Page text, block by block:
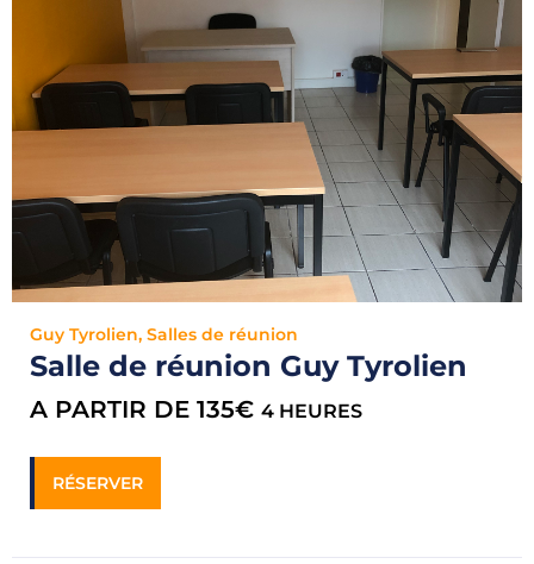
Guy Tyrolien, Salles de réunion
Salle de réunion Guy Tyrolien
A PARTIR DE 135€ 4 HEURES
RÉSERVER